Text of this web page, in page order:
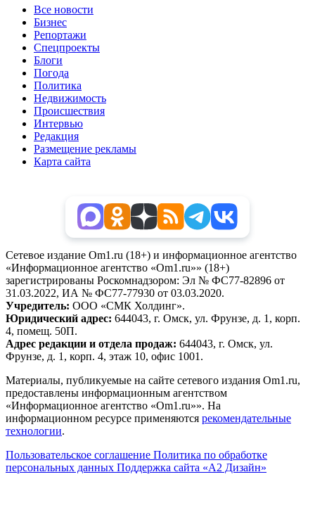
Все новости
Бизнес
Репортажи
Спецпроекты
Блоги
Погода
Политика
Недвижимость
Происшествия
Интервью
Редакция
Размещение рекламы
Карта сайта
Сетевое издание Om1.ru (18+) и информационное агентство
«Информационное агентство «Om1.ru»» (18+)
зарегистрированы Роскомнадзором: Эл № ФС77-82896 от
31.03.2022, ИА № ФС77-77930 от 03.03.2020.
Учредитель: ООО «СМК Холдинг».
Юридический адрес: 644043, г. Омск, ул. Фрунзе, д. 1, корп.
4, помещ. 50П.
Адрес редакции и отдела продаж: 644043, г. Омск, ул.
Фрунзе, д. 1, корп. 4, этаж 10, офис 1001.
Материалы, публикуемые на сайте сетевого издания Om1.ru,
предоставлены информационным агентством
«Информационное агентство «Om1.ru»». На
информационном ресурсе применяются рекомендательные
технологии.
Пользовательское соглашение Политика по обработке
персональных данных Поддержка сайта «А2 Дизайн»